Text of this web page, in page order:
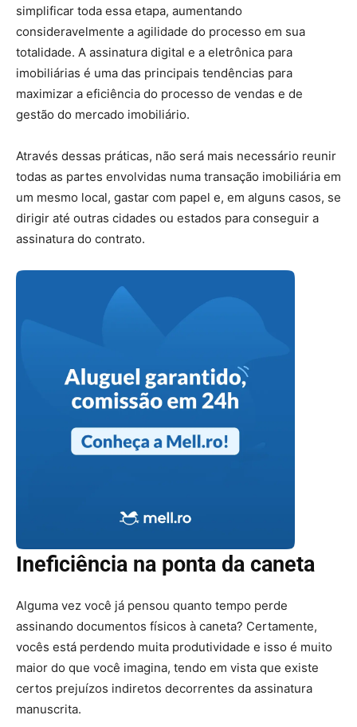
simplificar toda essa etapa, aumentando
consideravelmente a agilidade do processo em sua
totalidade. A assinatura digital e a eletrônica para
imobiliárias é uma das principais tendências para
maximizar a eficiência do processo de vendas e de
gestão do mercado imobiliário.
Através dessas práticas, não será mais necessário reunir
todas as partes envolvidas numa transação imobiliária em
um mesmo local, gastar com papel e, em alguns casos, se
dirigir até outras cidades ou estados para conseguir a
assinatura do contrato.
Ineficiência na ponta da caneta
Alguma vez você já pensou quanto tempo perde
assinando documentos físicos à caneta? Certamente,
vocês está perdendo muita produtividade e isso é muito
maior do que você imagina, tendo em vista que existe
certos prejuízos indiretos decorrentes da assinatura
manuscrita.